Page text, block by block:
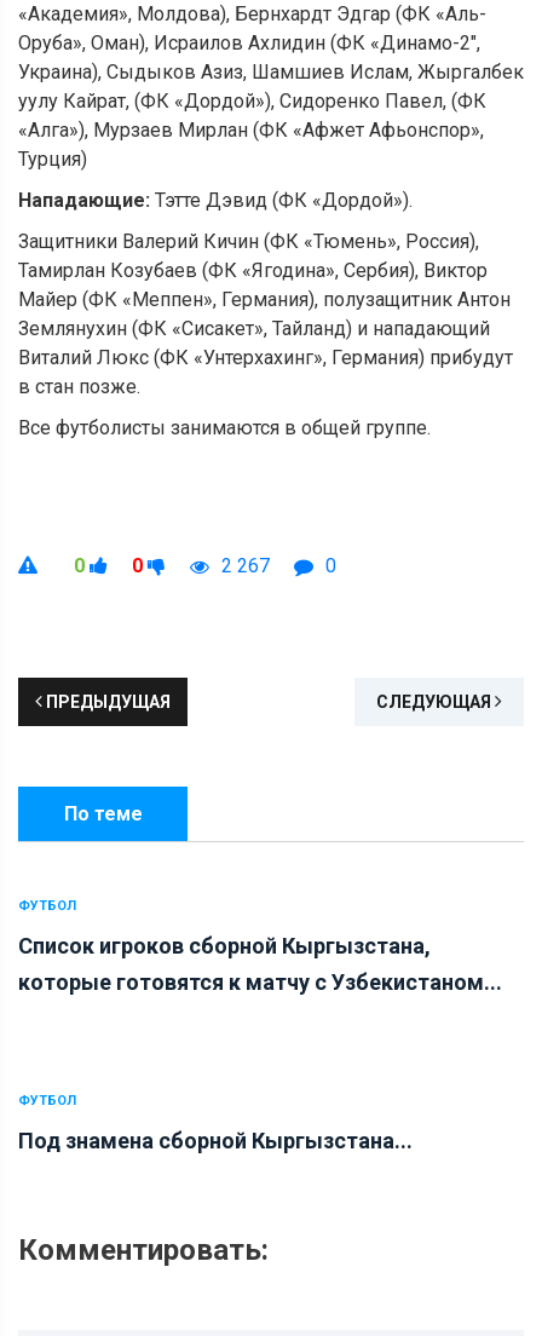
«Академия», Молдова), Бернхардт Эдгар (ФК «Аль-
Оруба», Оман), Исраилов Ахлидин (ФК «Динамо-2″,
Украина), Сыдыков Азиз, Шамшиев Ислам, Жыргалбек
уулу Кайрат, (ФК «Дордой»), Сидоренко Павел, (ФК
«Алга»), Мурзаев Мирлан (ФК «Афжет Афьонспор»,
Турция)
Нападающие: Тэтте Дэвид (ФК «Дордой»).
Защитники Валерий Кичин (ФК «Тюмень», Россия),
Тамирлан Козубаев (ФК «Ягодина», Сербия), Виктор
Майер (ФК «Меппен», Германия), полузащитник Антон
Землянухин (ФК «Сисакет», Тайланд) и нападающий
Виталий Люкс (ФК «Унтерхахинг», Германия) прибудут
в стан позже.
Все футболисты занимаются в общей группе.
0 0 2 267 0
ПРЕДЫДУЩАЯ СЛЕДУЮЩАЯ
По теме
ФУТБОЛ
Список игроков сборной Кыргызстана,
которые готовятся к матчу с Узбекистаном...
ФУТБОЛ
Под знамена сборной Кыргызстана...
Комментировать: